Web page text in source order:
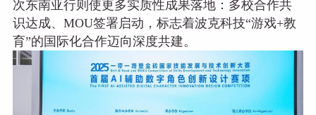
次东南亚行则使更多实质性成果落地：多校合作共
识达成、MOU签署启动，标志着波克科技“游戏+教
育”的国际化合作迈向深度共建。